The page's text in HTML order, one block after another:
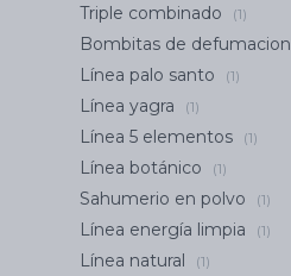
Triple combinado (1)
Bombitas de defumacion
Línea palo santo (1)
Línea yagra (1)
Línea 5 elementos (1)
Línea botánico (1)
Sahumerio en polvo (1)
Línea energía limpia (1)
Línea natural (1)